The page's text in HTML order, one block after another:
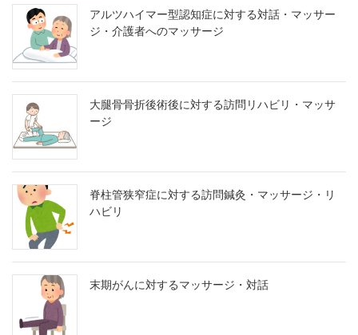
アルツハイマー型認知症に対する対話・マッサー
ジ・介護者へのマッサージ
大腿骨骨折後術後に対する訪問リハビリ・マッサ
ージ
脊柱管狭窄症に対する訪問鍼灸・マッサージ・リ
ハビリ
末期がんに対するマッサージ・対話